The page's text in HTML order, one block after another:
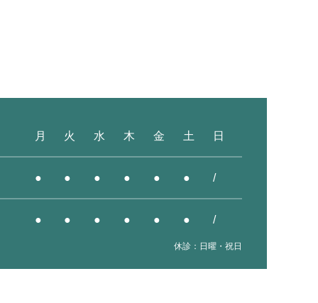
月 火 水 木 金 土 日
● ● ● ● ● ● /
● ● ● ● ● ● /
休診：日曜・祝日